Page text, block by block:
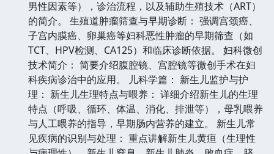
男性因素等），诊治流程，以及辅助生殖技术（ART）
的简介。 生殖道肿瘤筛查与早期诊断： 强调宫颈癌、
子宫内膜癌、卵巢癌等妇科恶性肿瘤的早期筛查（如
TCT、HPV检测、CA125）和临床诊断依据。 妇科微创
技术简介： 简要介绍腹腔镜、宫腔镜等微创手术在妇
科疾病诊治中的应用。 儿科学篇： 新生儿监护与护
理： 新生儿生理特点与喂养： 详细介绍新生儿的生理
特点（呼吸、循环、体温、消化、排泄等），母乳喂养
与人工喂养的指导，早期肠内营养的建立。 新生儿常
见疾病的识别与处理： 重点讲解新生儿黄疸（生理性